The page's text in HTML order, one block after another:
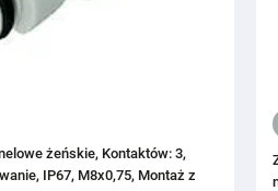
żeńskie, Kontaktów: 3,
IP67, M8x0,75, Montaż z